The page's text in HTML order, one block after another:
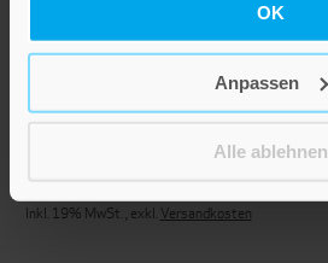
OK
Anpassen
Alle ablehnen
Seifenblase
Inkl. 19% MwSt. exkl. Versandkosten